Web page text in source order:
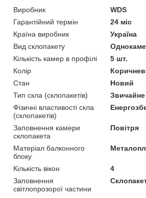
Виробник
WDS
Гарантійний термін
24 міс
Країна виробник
Україна
Вид склопакету
Кількість камер в профілі
5 шт.
Колір
Стан
Новий
Тип скла (склопакетів)
Звичайне
Фізичні властивості скла
(склопакетів)
Заповнення камери
склопакета
Повітря
Матеріал балконного
блоку
Кількість вікон
4
Заповнення
світлопрозорої частини